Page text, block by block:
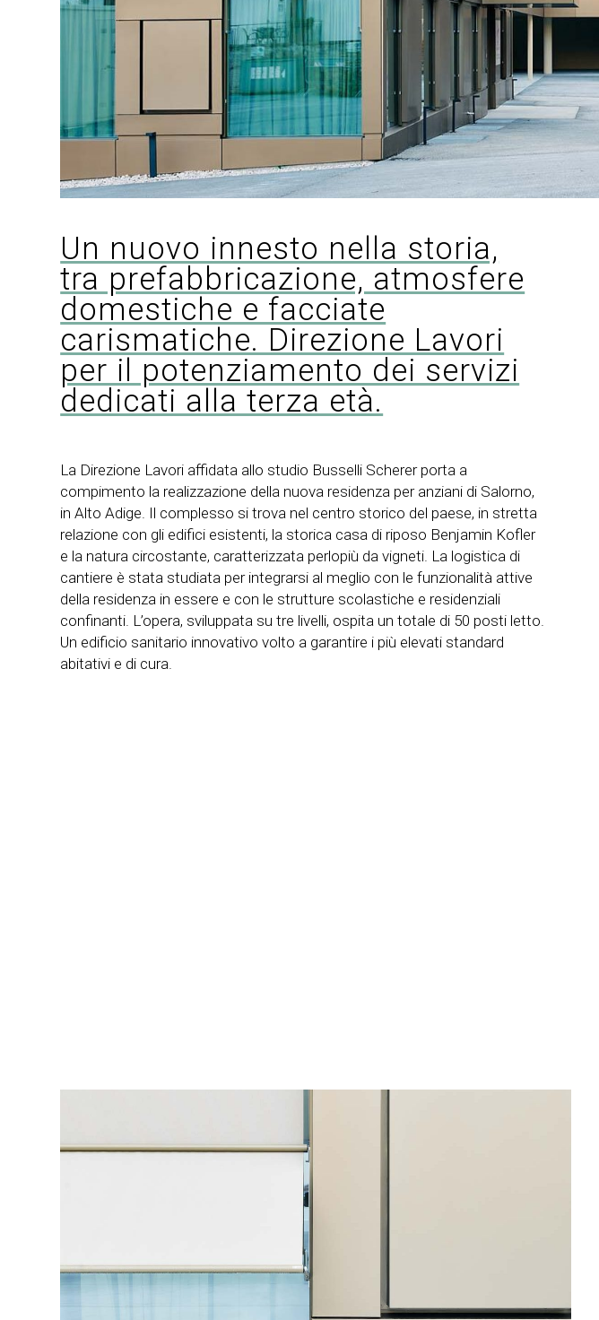
Un nuovo innesto nella storia,
tra prefabbricazione, atmosfere
domestiche e facciate
carismatiche. Direzione Lavori
per il potenziamento dei servizi
dedicati alla terza età.
La Direzione Lavori affidata allo studio Busselli Scherer porta a
compimento la realizzazione della nuova residenza per anziani di Salorno,
in Alto Adige. Il complesso si trova nel centro storico del paese, in stretta
relazione con gli edifici esistenti, la storica casa di riposo Benjamin Kofler
e la natura circostante, caratterizzata perlopiù da vigneti. La logistica di
cantiere è stata studiata per integrarsi al meglio con le funzionalità attive
della residenza in essere e con le strutture scolastiche e residenziali
confinanti. L’opera, sviluppata su tre livelli, ospita un totale di 50 posti letto.
Un edificio sanitario innovativo volto a garantire i più elevati standard
abitativi e di cura.